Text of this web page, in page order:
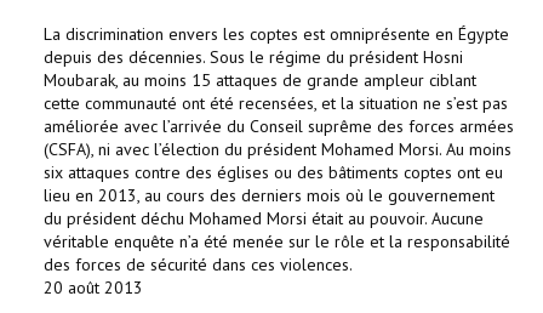
La discrimination envers les coptes est omniprésente en Égypte
depuis des décennies. Sous le régime du président Hosni
Moubarak, au moins 15 attaques de grande ampleur ciblant
cette communauté ont été recensées, et la situation ne s’est pas
améliorée avec l’arrivée du Conseil suprême des forces armées
(CSFA), ni avec l’élection du président Mohamed Morsi. Au moins
six attaques contre des églises ou des bâtiments coptes ont eu
lieu en 2013, au cours des derniers mois où le gouvernement
du président déchu Mohamed Morsi était au pouvoir. Aucune
véritable enquête n’a été menée sur le rôle et la responsabilité
des forces de sécurité dans ces violences.
20 août 2013